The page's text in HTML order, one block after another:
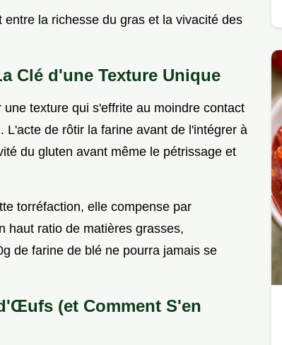
la richesse du gras et la vivacité des
Clé d'une Texture Unique
texture qui s'effrite au moindre contact
de rôtir la farine avant de l'intégrer à
du gluten avant même le pétrissage et
torréfaction, elle compense par
haut ratio de matières grasses,
de farine de blé ne pourra jamais se
(et Comment S'en